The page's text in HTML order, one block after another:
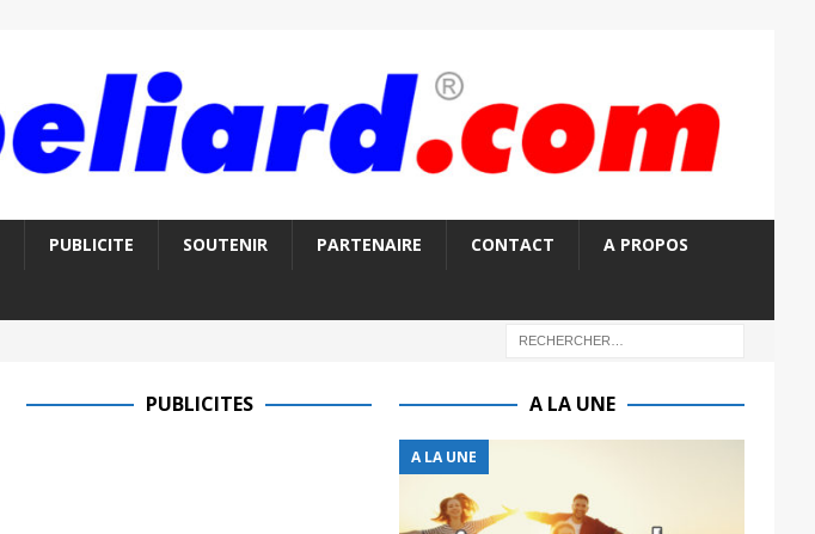
PUBLICITE SOUTENIR PARTENAIRE CONTACT A PROPOS
PUBLICITES A LA UNE
A LA UNE